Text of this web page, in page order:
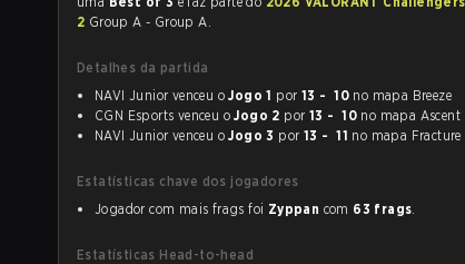
2 Group A - Group A.
Detalhes da partida
NAVI Junior venceu oJogo 1 por 13 - 10no mapa Breeze
CGN Esports venceu oJogo 2 por 13 - 10no mapa Ascent
NAVI Junior venceu oJogo 3 por 13 - 11 no mapa Fracture
Estatísticas chave dos jogadores
Jogador com mais frags foi Zyppan com 63 frags.
Estatísticas Head-to-head